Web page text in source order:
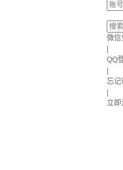
微信
QQ
忘记
立即